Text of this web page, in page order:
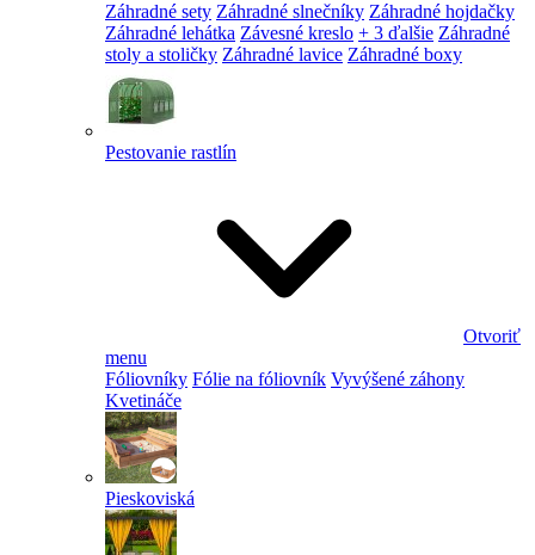
Záhradné sety Záhradné slnečníky Záhradné hojdačky
Záhradné lehátka Závesné kreslo + 3 ďalšie Záhradné
stoly a stoličky Záhradné lavice Záhradné boxy
Pestovanie rastlín
Otvoriť
menu
Fóliovníky Fólie na fóliovník Vyvýšené záhony
Kvetináče
Pieskoviská